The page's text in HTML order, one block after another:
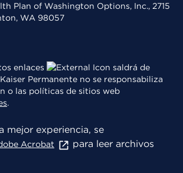
Plan of Washington Options, Inc., 2715
WA 98057
enlaces
saldrá de
Permanente no se responsabiliza
o las políticas de sitios web
.
mejor experiencia, se
Acrobat
para leer archivos